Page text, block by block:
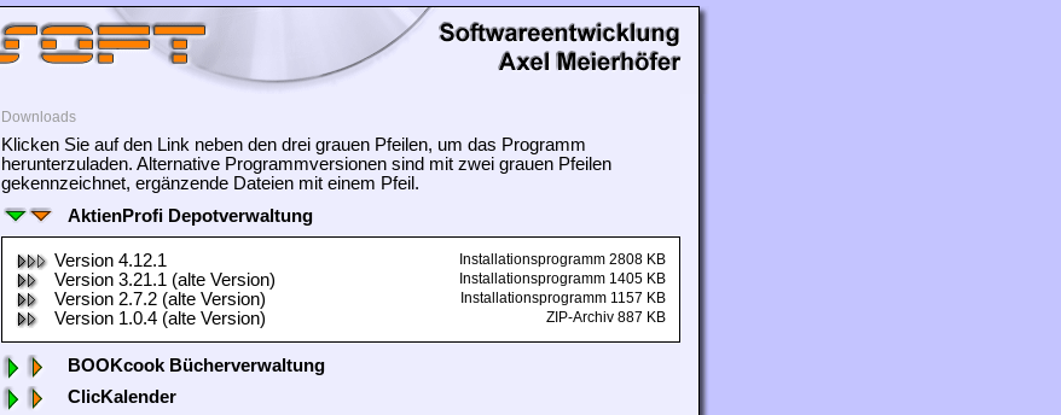
Downloads
Klicken Sie auf den Link neben den drei grauen Pfeilen, um das Programm
herunterzuladen. Alternative Programmversionen sind mit zwei grauen Pfeilen
gekennzeichnet, ergänzende Dateien mit einem Pfeil.
AktienProfi Depotverwaltung
Version 4.12.1 Installationsprogramm 2808 KB
Version 3.21.1 (alte Version) Installationsprogramm 1405 KB
Version 2.7.2 (alte Version) Installationsprogramm 1157 KB
Version 1.0.4 (alte Version) ZIP-Archiv 887 KB
BOOKcook Bücherverwaltung
ClicKalender